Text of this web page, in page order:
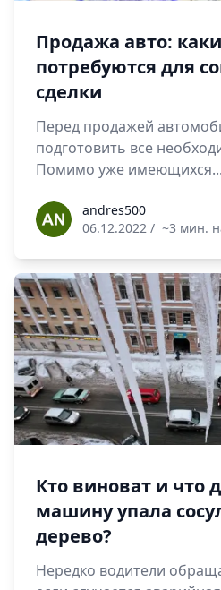
Продажа авто:
потребуются для
сделки
Перед продажей
подготовить все
Помимо уже имеющихся...
andres500andres500
06.12.2022 / ~3 мин.
Кто виноват и что
машину упала
дерево?
Нередко водители